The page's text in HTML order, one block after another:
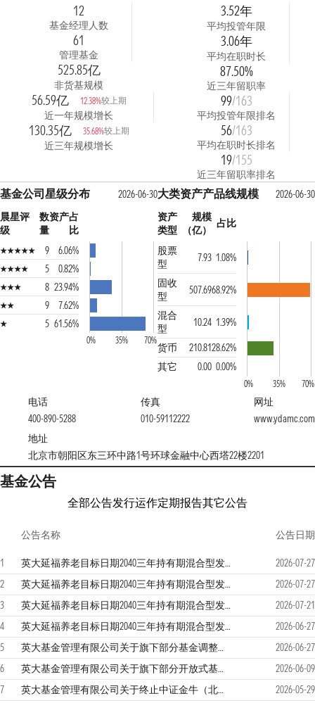
12
基金经理人数
61
管理基金
525.85亿
非货基规模
56.59亿 12.38%较上期
近一年规模增长
130.35亿 35.68%较上期
近三年规模增长
3.52年
平均投管年限
3.06年
平均在职时长
87.50%
近三年留职率
99/163
平均投管年限排名
56/163
平均在职时长排名
19/155
近三年留职率排名
基金公司星级分布
2026-06-30
晨星评
级
数
量
资产占
比
9
6.06%
5
0.82%
8 23.94%
9
7.62%
5 61.56%
0% 35% 70%
大类资产产品线规模
2026-06-30
资产
类型
规模
（亿）
占比
股票
型
7.93 1.08%
固收
型
507.6968.92%
混合
型
10.24 1.39%
货币
210.8128.62%
其它
0.00 0.00%
0% 35% 70%
电话
400-890-5288
传真
010-59112222
网址
www.ydamc.com
地址
北京市朝阳区东三环中路1号环球金融中心西塔22楼2201
基金公告
全部公告发行运作定期报告其它公告
公告名称 公告日期
1 英大延福养老目标日期2040三年持有期混合型发起式基金中基金（FOF）（A类份额）基金产品资料概要（更新）
2026-07-27
2
英大延福养老目标日期2040三年持有期混合型发起式基金中基金（FOF）招募说明书（更新）（2026年第2号）
2026-07-27
3
英大延福养老目标日期2040三年持有期混合型发起式基金中基金（FOF）2026年第2季度报告
2026-07-21
4
英大延福养老目标日期2040三年持有期混合型发起式基金中基金（FOF）基金合同
2026-06-27
5
英大基金管理有限公司关于旗下部分基金调整业绩比较基准并修订基金合同等法律文件的公告
2026-06-27
6
英大基金管理有限公司关于旗下部分开放式基金增加通华财富（上海）基金销售有限公司为销售机构的公告
2026-06-09
7
英大基金管理有限公司关于终止中证金牛（北京）基金销售有限公司办理旗下基金相关销售业务的公告 2026-05-29